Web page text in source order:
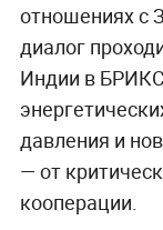
отношениях с
диалог
Индии в БРИКС
давления и
— от
кооперации.